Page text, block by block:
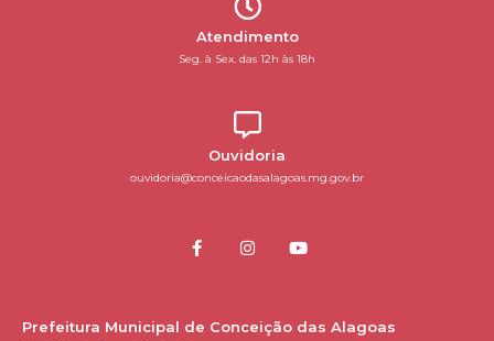
Atendimento
Seg. à Sex. das 12h às 18h
Ouvidoria
ouvidoria@conceicaodasalagoas.mg.gov.br
Prefeitura Municipal de Conceição das Alagoas